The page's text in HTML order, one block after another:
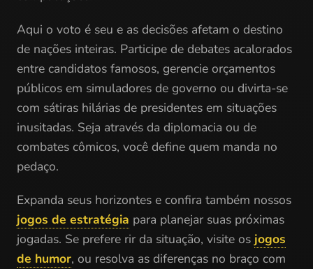
Aqui o voto é seu e as decisões afetam o destino
de nações inteiras. Participe de debates acalorados
entre candidatos famosos, gerencie orçamentos
públicos em simuladores de governo ou divirta-se
com sátiras hilárias de presidentes em situações
inusitadas. Seja através da diplomacia ou de
combates cômicos, você define quem manda no
pedaço.
Expanda seus horizontes e confira também nossos
jogos de estratégia para planejar suas próximas
jogadas. Se prefere rir da situação, visite os jogos
de humor, ou resolva as diferenças no braço com